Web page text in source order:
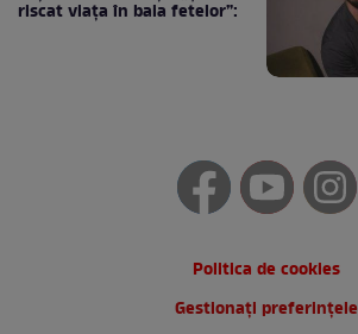
riscat viața în baia fetelor”:
Politica de cookies
Gestionați preferințele